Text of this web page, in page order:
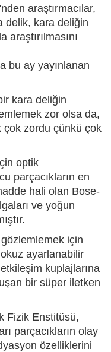
araştırmacılar,
delik, kara deliğin
bu ay yayınlanan
kara deliğin
zor olsa da,
çok zordu çünkü çok
optik
parçacıkların en
hali olan Bose-
ve yoğun
için
ayarlanabilir
kuplajlarına
bir süper iletken
Fizik Enstitüsü,
parçacıkların olay
özelliklerini